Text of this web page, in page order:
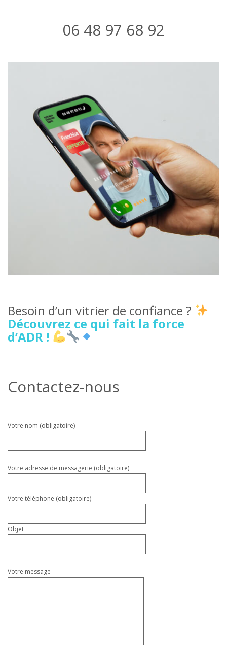
06 48 97 68 92
Besoin d’un vitrier de confiance ?
Découvrez ce qui fait la force
d’ADR !
Contactez-nous
Veuillez
vide.
Votre nom (obligatoire)
Votre adresse de messagerie (obligatoire)
Votre téléphone (obligatoire)
Objet
Votre message